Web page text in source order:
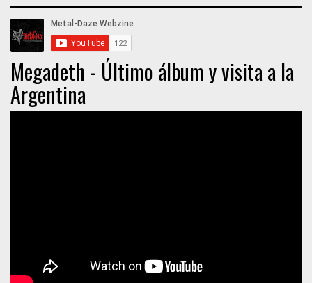
Megadeth - Último álbum y visita a la
Argentina